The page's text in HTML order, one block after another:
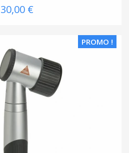
30,00 €
PROMO !